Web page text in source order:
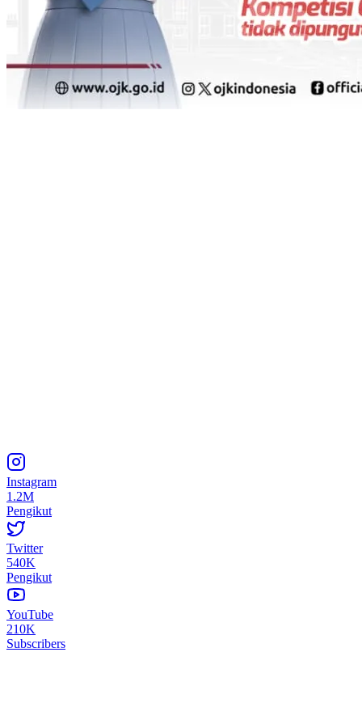
Instagram
1.2M
Pengikut
Twitter
540K
Pengikut
YouTube
210K
Subscribers